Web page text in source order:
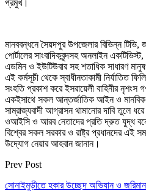
প্রমুখ।
মানববন্ধনে সৈয়দপুর উপজেলার বিভিন্ন
পোর্টালের সাংবাদিকবৃন্দসহ অনলাইন
এডমিন ও ইউটিউবার সহ শতাধিক সাধারণ
এই কর্মসূচী থেকে স্বাধীনতাকামী নির্যাতিত
সংহতি প্রকাশ করে ইসরায়েলী বাহিনীর নৃশংস
একইসাথে সকল আন্তর্জাতিক আইন ও মানবিক
সাম্রাজ্যবাদী আগ্রাসন থামানোর দাবি তুলে
ওআইসি ও আরব নেতাদের প্রতি দ্রুত যুদ্ধ
বিশ্বের সকল সরকার ও রাষ্ট্র প্রধানদের এই
উদ্যোগ নেয়ার আহবান জানান।
Prev Post
সোনাইমুড়ীতে হকার উচ্ছেদ অভিযান ও